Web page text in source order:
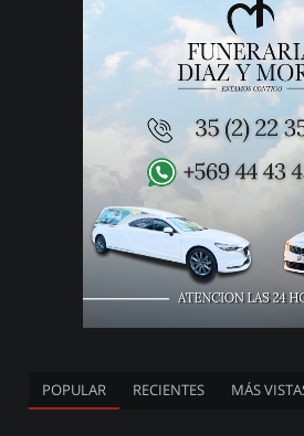
POPULAR RECIENTES MÁS